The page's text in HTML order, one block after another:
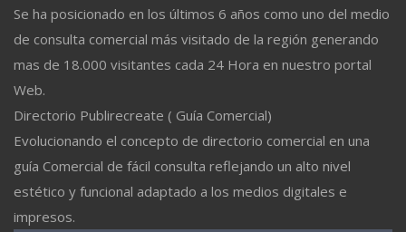
Se ha posicionado en los últimos 6 años como uno del medio
de consulta comercial más visitado de la región generando
mas de 18.000 visitantes cada 24 Hora en nuestro portal
Web.
Directorio Publirecreate ( Guía Comercial)
Evolucionando el concepto de directorio comercial en una
guía Comercial de fácil consulta reflejando un alto nivel
estético y funcional adaptado a los medios digitales e
impresos.